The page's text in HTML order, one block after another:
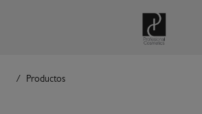
Productos